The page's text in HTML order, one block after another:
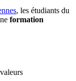
, les étudiants du
formation